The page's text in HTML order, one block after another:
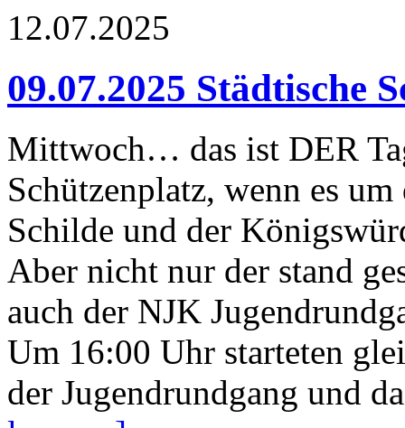
12.07.2025
09.07.2025 Städtische
Mittwoch… das ist DER
Schützenplatz, wenn es
Schilde und der
Aber nicht nur der stand
auch der NJK
Um 16:00 Uhr starteten
der Jugendrundgang und